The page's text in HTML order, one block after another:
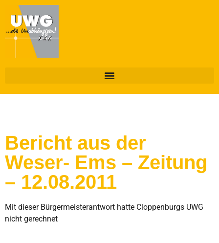
Bericht aus der
Weser- Ems – Zeitung
– 12.08.2011
Mit dieser Bürgermeisterantwort hatte Cloppenburgs UWG
nicht gerechnet